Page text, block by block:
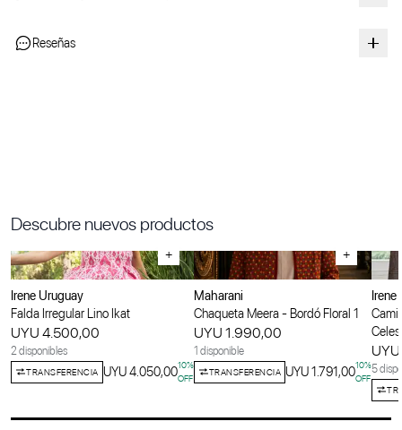
Reseñas
Descubre nuevos productos
+
Irene Uruguay
Falda Irregular Lino Ikat
UYU 4.500,00
2 disponibles
TRANSFERENCIA UYU 4.050,0010%
OFF
+
Maharani
Chaqueta Meera - Bordó Floral 1
UYU 1.990,00
1 disponible
TRANSFERENCIA UYU 1.791,0010%
OFF
Irene
5